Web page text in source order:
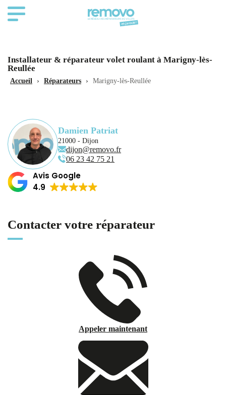
Installateur & réparateur volet roulant à Marigny-lès-
Reullée
Accueil › Réparateurs › Marigny-lès-Reullée
Damien Patriat
21000 - Dijon
dijon@removo.fr
06 23 42 75 21
Avis Google
4.9
Contacter votre réparateur
Appeler maintenant